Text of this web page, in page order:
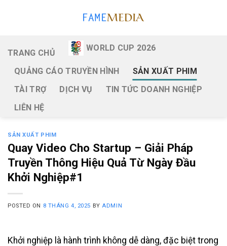
TRANG CHỦ
WORLD CUP 2026
QUẢNG CÁO TRUYỀN HÌNH
SẢN XUẤT PHIM
TÀI TRỢ
DỊCH VỤ
TIN TỨC DOANH NGHIỆP
LIÊN HỆ
SẢN XUẤT PHIM
Quay Video Cho Startup – Giải Pháp
Truyền Thông Hiệu Quả Từ Ngày Đầu
Khởi Nghiệp#1
POSTED ON 8 THÁNG 4, 2025 BY ADMIN
Khởi nghiệp là hành trình không dễ dàng, đặc biệt trong